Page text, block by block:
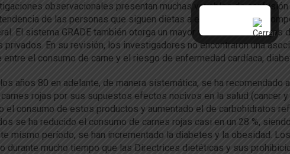
observacionales presentan muchas variables de
de las personas que siguen dietas a emprender otros
El sistema GRADE también otorga un mayor valor a los hallazgos
En su revisión, los investigadores no encontraron una
el consumo de carne y el riesgo de enfermedad cardíaca,
años 80 en adelante, de manera sistemática, se ha recomendado
rojas por sus supuestos efectos nocivos en la salud (cancer
el consumo de estos productos y aumentado el de carbohidratos
se ha reducido el consumo de carnes rojas casi en un 28 %,
mismo período, se han incrementado la diabetes y la obesidad.
durante mucho tiempo que las Directrices dietéticas y sus